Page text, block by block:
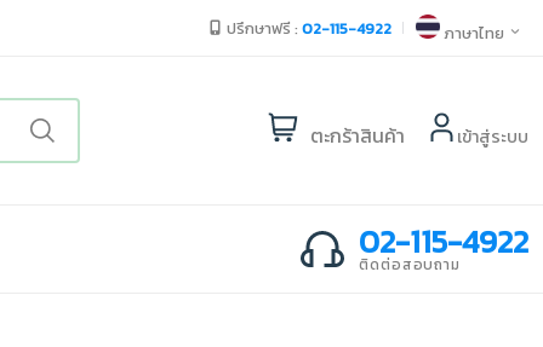
ปรึกษาฟรี : 02-115-4922 ภาษาไทย
ตะกร้าสินค้า เข้าสู่ระบบ
02-115-4922
ติดต่อสอบถาม